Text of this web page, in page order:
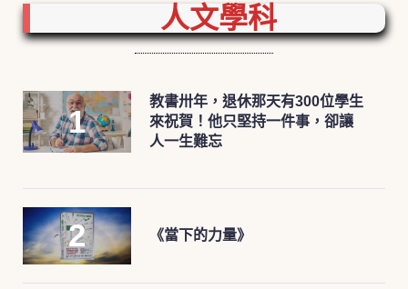
人文學科
教書卅年，退休那天有300位學生
來祝賀！他只堅持一件事，卻讓
人一生難忘
《當下的力量》